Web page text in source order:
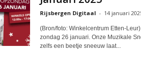
Rijsbergen Digitaal - 14 januari
(Bron/foto: Winkelcentrum Etten-
zondag 26 januari. Onze Muzikale
zelfs een beetje sneeuw laat...